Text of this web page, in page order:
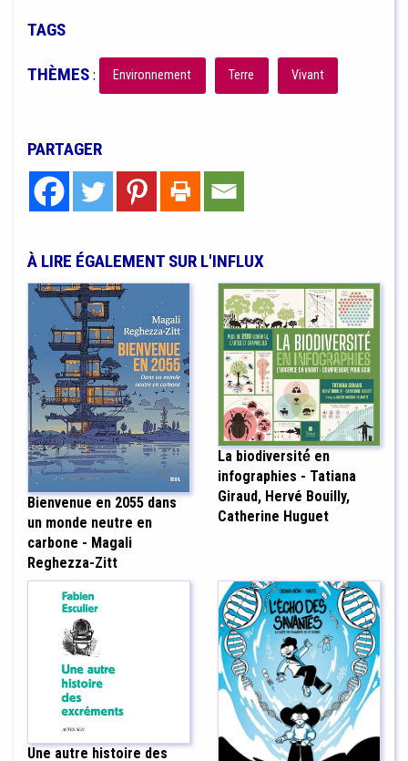
TAGS
THÈMES: Environnement Terre Vivant
PARTAGER
À LIRE ÉGALEMENT SUR L'INFLUX
Bienvenue en 2055 dans
un monde neutre en
carbone - Magali
Reghezza-Zitt
La biodiversité́ en
infographies - Tatiana
Giraud, Hervé Bouilly,
Catherine Huguet
Une autre histoire des